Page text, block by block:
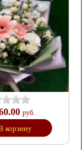
руб.
корзину